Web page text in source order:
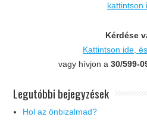
kattintson
Kérdése
Kattintson ide,
vagy hívjon a 30/599-
Legutóbbi bejegyzések
Hol az önbizalmad?